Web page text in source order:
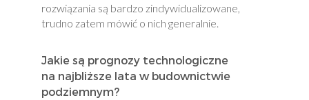
rozwiązania są bardzo zindywidualizowane,
trudno zatem mówić o nich generalnie.
Jakie są prognozy technologiczne
na najbliższe lata w budownictwie
podziemnym?